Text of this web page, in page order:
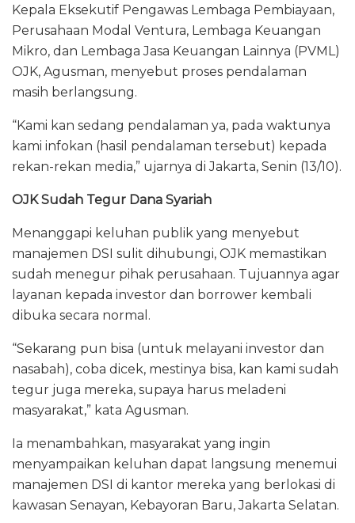
Kepala Eksekutif Pengawas Lembaga Pembiayaan,
Perusahaan Modal Ventura, Lembaga Keuangan
Mikro, dan Lembaga Jasa Keuangan Lainnya (PVML)
OJK, Agusman, menyebut proses pendalaman
masih berlangsung.
“Kami kan sedang pendalaman ya, pada waktunya
kami infokan (hasil pendalaman tersebut) kepada
rekan-rekan media,” ujarnya di Jakarta, Senin (13/10).
OJK Sudah Tegur Dana Syariah
Menanggapi keluhan publik yang menyebut
manajemen DSI sulit dihubungi, OJK memastikan
sudah menegur pihak perusahaan. Tujuannya agar
layanan kepada investor dan borrower kembali
dibuka secara normal.
“Sekarang pun bisa (untuk melayani investor dan
nasabah), coba dicek, mestinya bisa, kan kami sudah
tegur juga mereka, supaya harus meladeni
masyarakat,” kata Agusman.
Ia menambahkan, masyarakat yang ingin
menyampaikan keluhan dapat langsung menemui
manajemen DSI di kantor mereka yang berlokasi di
kawasan Senayan, Kebayoran Baru, Jakarta Selatan.